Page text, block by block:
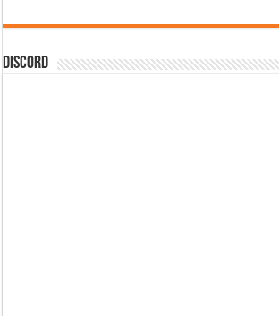
DISCORD